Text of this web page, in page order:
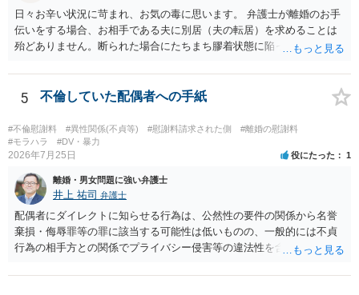
日々お辛い状況に苛まれ、お気の毒に思います。 弁護士が離婚のお手
伝いをする場合、お相手である夫に別居（夫の転居）を求めることは
殆どありません。断られた場合にたちまち膠着状態に陥ってしまうの
高いためです。 実務的には、ご相談者さまが転居する形で離婚協議等
を進める選択を採らざるを得ないことが圧倒的多数です。
5 不倫していた配偶者への手紙
#不倫慰謝料 #異性関係(不貞等) #慰謝料請求された側
#離婚の慰謝料
#モラハラ
#DV・暴力
2026年7月25日 役にたった 1
離婚・男女問題に強い弁護士
井上 祐司 弁護士
配偶者にダイレクトに知らせる行為は、公然性の要件の関係から名誉
棄損・侮辱罪等の罪に該当する可能性は低いものの、一般的には不貞
行為の相手方との関係でプライバシー侵害等の違法性を含む行為で
ため、弁護士としては推奨しないことが一般的かと思います。